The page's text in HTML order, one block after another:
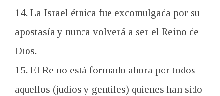
14. La Israel étnica fue excomulgada por su
apostasía y nunca volverá a ser el Reino de
Dios.
15. El Reino está formado ahora por todos
aquellos (judíos y gentiles) quienes han sido